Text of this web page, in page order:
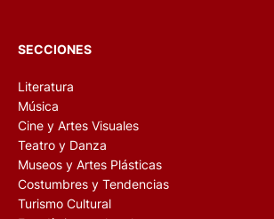
SECCIONES
Literatura
Música
Cine y Artes Visuales
Teatro y Danza
Museos y Artes Plásticas
Costumbres y Tendencias
Turismo Cultural